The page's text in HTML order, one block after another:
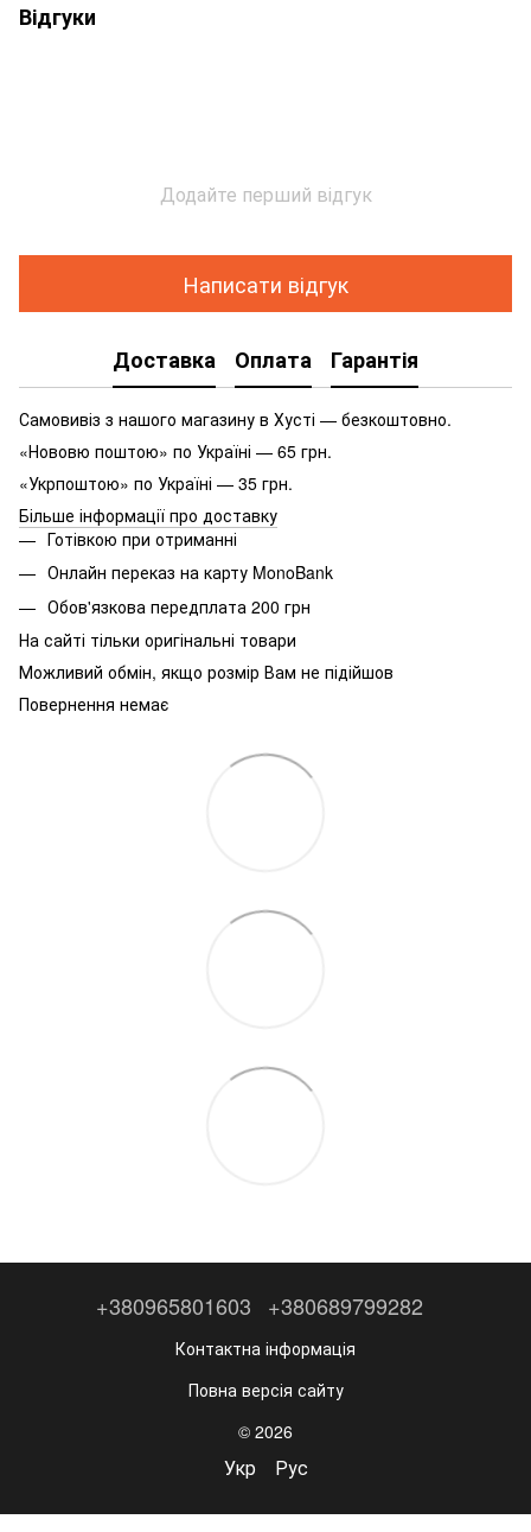
Відгуки
Додайте перший відгук
Написати відгук
Доставка Оплата Гарантія
Самовивіз з нашого магазину в Хусті — безкоштовно.
«Нововю поштою» по Україні — 65 грн.
«Укрпоштою» по Україні — 35 грн.
Більше інформації про доставку
Готівкою при отриманні
Онлайн переказ на карту MonoBank
Обов'язкова передплата 200 грн
На сайті тільки оригінальні товари
Можливий обмін, якщо розмір Вам не підійшов
Повернення немає
+380965801603 +380689799282
Контактна інформація
Повна версія сайту
© 2026
Укр Рус